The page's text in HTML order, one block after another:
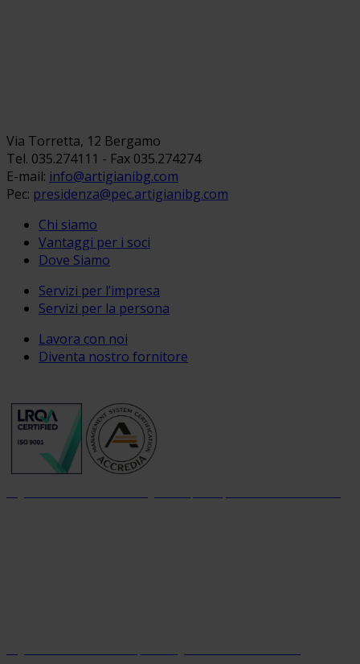
Via Torretta, 12 Bergamo
Tel. 035.274111 - Fax 035.274274
E-mail: info@artigianibg.com
Pec: presidenza@pec.artigianibg.com
Chi siamo
Vantaggi per i soci
Dove Siamo
Servizi per l’impresa
Servizi per la persona
Lavora con noi
Diventa nostro fornitore